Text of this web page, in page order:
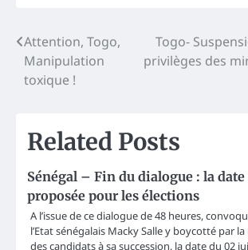
Post
navigation
Attention, Togo,
Manipulation
toxique !
Togo-
privilèges des
Related Posts
Sénégal – Fin du dialogue : la date
proposée pour les élections
A l’issue de ce dialogue de 48 heures,
l’Etat sénégalais Macky Salle y boycotté par
des candidats à sa succession, la date du 02